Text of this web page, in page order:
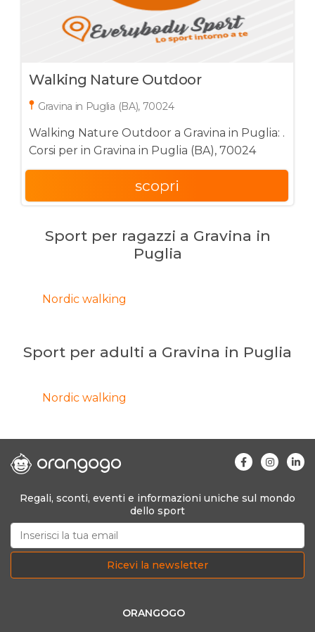
Walking Nature Outdoor
Gravina in Puglia (BA), 70024
Walking Nature Outdoor a Gravina in Puglia: .
Corsi per in Gravina in Puglia (BA), 70024
scopri
Sport per ragazzi a Gravina in
Puglia
Nordic walking
Sport per adulti a Gravina in Puglia
Nordic walking
Regali, sconti, eventi e informazioni uniche sul mondo
dello sport
Ricevi la newsletter
ORANGOGO